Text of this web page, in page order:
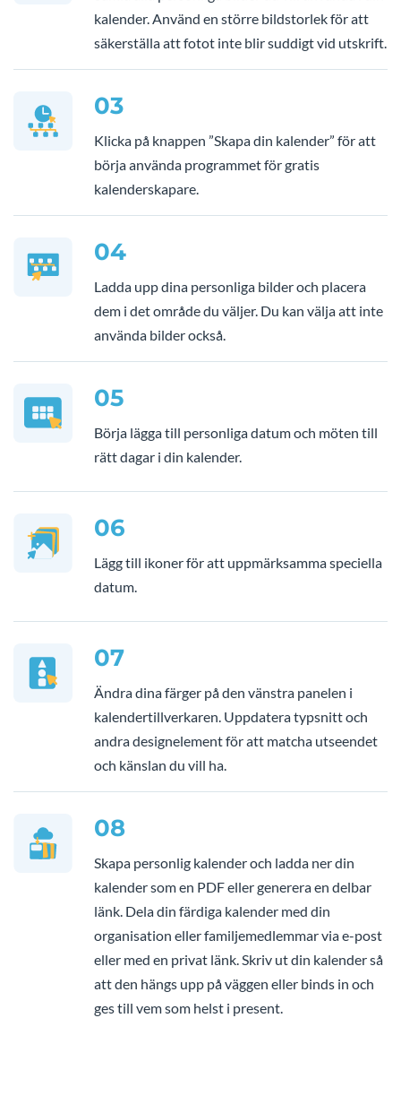
kalender. Använd en större bildstorlek för att
säkerställa att fotot inte blir suddigt vid utskrift.
03
Klicka på knappen ”Skapa din kalender” för att
börja använda programmet för gratis
kalenderskapare.
04
Ladda upp dina personliga bilder och placera
dem i det område du väljer. Du kan välja att inte
använda bilder också.
05
Börja lägga till personliga datum och möten till
rätt dagar i din kalender.
06
Lägg till ikoner för att uppmärksamma speciella
datum.
07
Ändra dina färger på den vänstra panelen i
kalendertillverkaren. Uppdatera typsnitt och
andra designelement för att matcha utseendet
och känslan du vill ha.
08
Skapa personlig kalender och ladda ner din
kalender som en PDF eller generera en delbar
länk. Dela din färdiga kalender med din
organisation eller familjemedlemmar via e-post
eller med en privat länk. Skriv ut din kalender så
att den hängs upp på väggen eller binds in och
ges till vem som helst i present.